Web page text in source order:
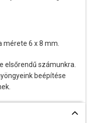
mérete 6 x 8 mm.
elsőrendű számunkra.
beépítése